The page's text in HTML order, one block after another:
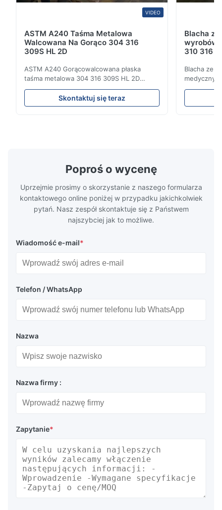
reliable corrosion resistance. The supplier provided
professional service, accurate documents, and smooth
applications.
Michael
Oct 29.2025
Good quality stainless steel coil. The delivery was on time and
VIDEO
ASTM A240 Taśma Metalowa
Walcowana Na Gorąco 304 316
309S HL 2D
ASTM A240 Gorącowalcowana płaska
taśma metalowa 304 316 309S HL 2D
Gorącowalcowana/zimnowalcowana taśma
ze stali nierdzewnej 304 316 309S 310
310S 316L 321 ASTM A240 Specyfikacje
Skontaktuj się teraz
Blacha
wyrobów
310 316
Blacha ze
blachy Ss
stali
Poproś o wycenę
Uprzejmie prosimy o skorzystanie z naszego formularza
kontaktowego online poniżej w przypadku jakichkolwiek
pytań. Nasz zespół skontaktuje się z Państwem
najszybciej jak to możliwe.
Wiadomość e-mail*
Telefon / WhatsApp
Nazwa
Nazwa firmy :
Zapytanie*